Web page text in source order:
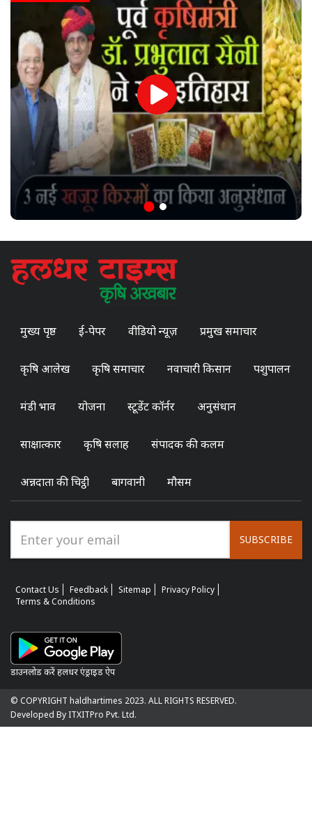
मुख्य पृष्ठ ई-पेपर वीडियो न्यूज़ प्रमुख समाचार
कृषि आलेख कृषि समाचार नवाचारी किसान पशुपालन
मंडी भाव योजना स्टूडेंट कॉर्नर अनुसंधान
साक्षात्कार कृषि सलाह संपादक की कलम
अन्नदाता की चिट्ठी बागवानी मौसम
SUBSCRIBE
Contact Us Feedback Sitemap
Privacy Policy
Terms & Conditions
डाउनलोड करें हलधर एंड्राइड ऐप
© COPYRIGHT haldhartimes 2023. ALL RIGHTS RESERVED.
Developed By ITXITPro Pvt. Ltd.